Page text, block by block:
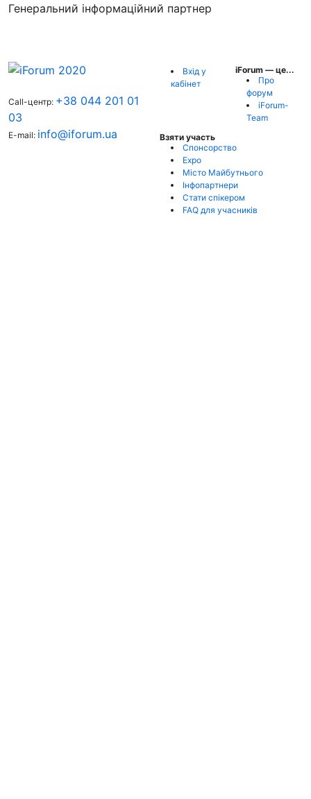
Генеральний інформаційний партнер
Call-центр: +38 044 201 01
03
E-mail: info@iforum.ua
Вхід у
кабінет
iForum — це...
Про
форум
iForum-
Team
Взяти участь
Спонсорство
Expo
Місто Майбутнього
Інфопартнери
Стати спікером
FAQ для учасників